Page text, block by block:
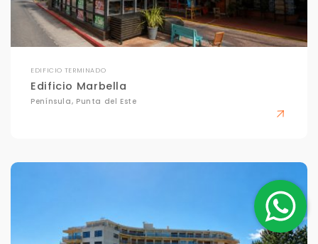
EDIFICIO TERMINADO
Edificio Marbella
Península, Punta del Este